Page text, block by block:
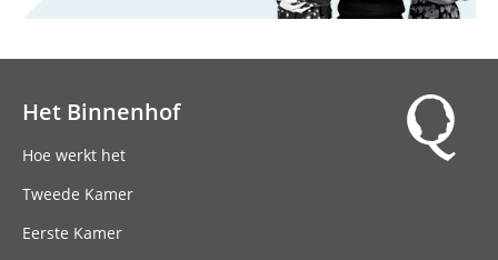
Het Binnenhof
Hoe werkt het
Tweede Kamer
Eerste Kamer